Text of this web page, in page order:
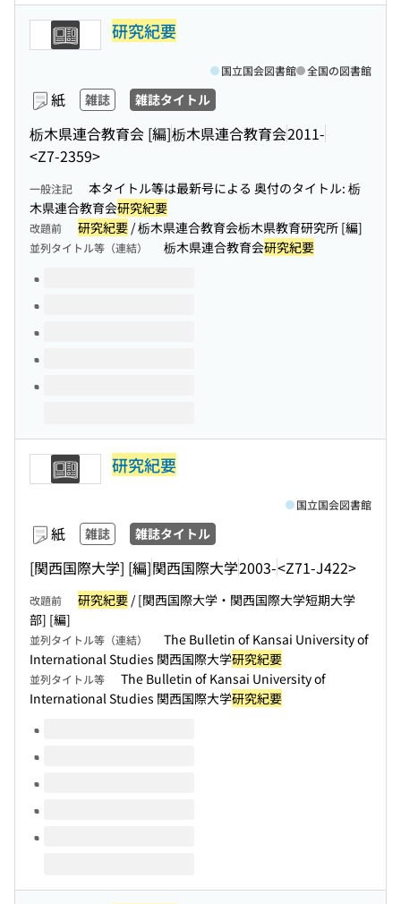
研究紀要
紙 雑誌 雑誌タイトル
栃木県連合教育会 [編]栃木県連合教育会2011-
<Z7-2359>
国立国会図書館 全国の図書館
一般注記
本タイトル等は最新号による 奥付のタイトル: 栃
木県連合教育会研究紀要
改題前 研究紀要 / 栃木県連合教育会栃木県教育研究所 [編]
並列タイトル等（連結） 栃木県連合教育会研究紀要
このタイトルの巻号
研究紀要
紙 雑誌 雑誌タイトル
[関西国際大学] [編]関西国際大学2003-<Z71-J422>
国立国会図書館
改題前 研究紀要 / [関西国際大学・関西国際大学短期大学
部] [編]
並列タイトル等（連結）
The Bulletin of Kansai University of
International Studies 関西国際大学研究紀要
並列タイトル等
The Bulletin of Kansai University of
International Studies 関西国際大学研究紀要
このタイトルの巻号